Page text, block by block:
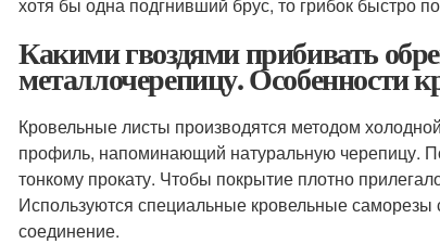
Какими гвоздями прибивать
металлочерепицу. Особенности
Кровельные листы производятся методом
профиль, напоминающий натуральную черепицу.
тонкому прокату. Чтобы покрытие плотно
Используются специальные кровельные
соединение.